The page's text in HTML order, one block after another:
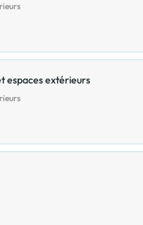
espaces extérieurs